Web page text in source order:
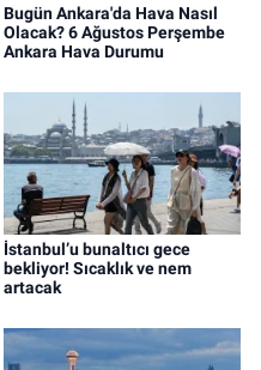
Bugün Ankara'da Hava Nasıl
Olacak? 6 Ağustos Perşembe
Ankara Hava Durumu
İstanbul’u bunaltıcı gece
bekliyor! Sıcaklık ve nem
artacak